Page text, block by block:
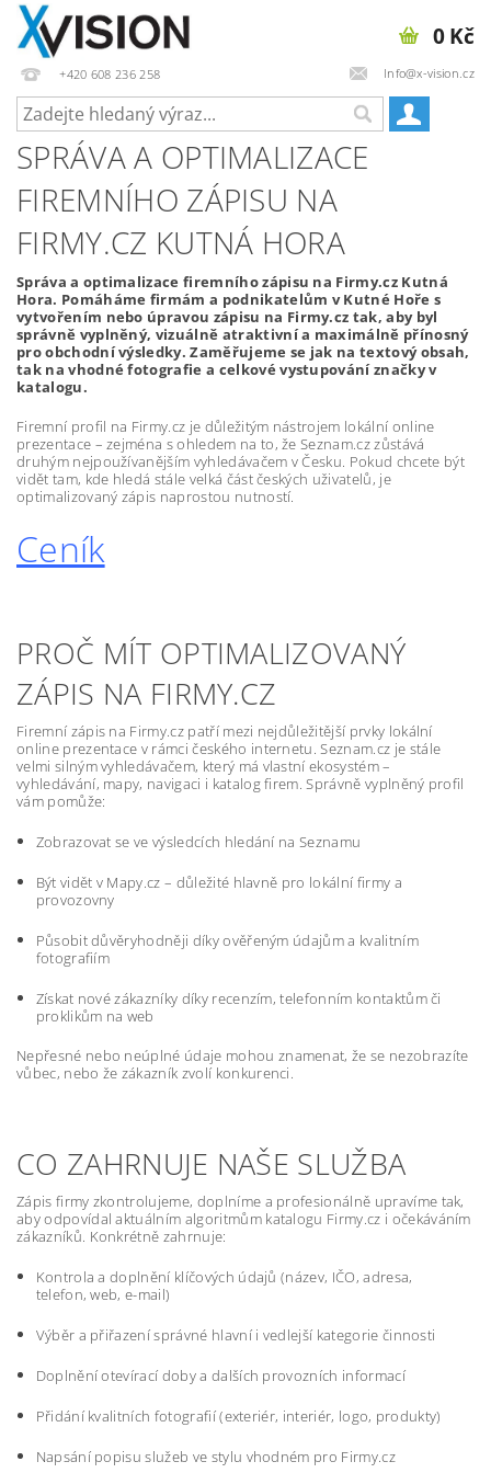
+420 608 236 258 Info@x-vision.cz
0 Kč
SPRÁVA A OPTIMALIZACE
FIREMNÍHO ZÁPISU NA
FIRMY.CZ KUTNÁ HORA
Správa a optimalizace firemního zápisu na Firmy.cz Kutná
Hora. Pomáháme firmám a podnikatelům v Kutné Hoře s
vytvořením nebo úpravou zápisu na Firmy.cz tak, aby byl
správně vyplněný, vizuálně atraktivní a maximálně přínosný
pro obchodní výsledky. Zaměřujeme se jak na textový obsah,
tak na vhodné fotografie a celkové vystupování značky v
katalogu.
Firemní profil na Firmy.cz je důležitým nástrojem lokální online
prezentace – zejména s ohledem na to, že Seznam.cz zůstává
druhým nejpoužívanějším vyhledávačem v Česku. Pokud chcete být
vidět tam, kde hledá stále velká část českých uživatelů, je
optimalizovaný zápis naprostou nutností.
Ceník
PROČ MÍT OPTIMALIZOVANÝ
ZÁPIS NA FIRMY.CZ
Firemní zápis na Firmy.cz patří mezi nejdůležitější prvky lokální
online prezentace v rámci českého internetu. Seznam.cz je stále
velmi silným vyhledávačem, který má vlastní ekosystém –
vyhledávání, mapy, navigaci i katalog firem. Správně vyplněný profil
vám pomůže:
Zobrazovat se ve výsledcích hledání na Seznamu
Být vidět v Mapy.cz – důležité hlavně pro lokální firmy a
provozovny
Působit důvěryhodněji díky ověřeným údajům a kvalitním
fotografiím
Získat nové zákazníky díky recenzím, telefonním kontaktům či
proklikům na web
Nepřesné nebo neúplné údaje mohou znamenat, že se nezobrazíte
vůbec, nebo že zákazník zvolí konkurenci.
CO ZAHRNUJE NAŠE SLUŽBA
Zápis firmy zkontrolujeme, doplníme a profesionálně upravíme tak,
aby odpovídal aktuálním algoritmům katalogu Firmy.cz i očekáváním
zákazníků. Konkrétně zahrnuje:
Kontrola a doplnění klíčových údajů (název, IČO, adresa,
telefon, web, e-mail)
Výběr a přiřazení správné hlavní i vedlejší kategorie činnosti
Doplnění otevírací doby a dalších provozních informací
Přidání kvalitních fotografií (exteriér, interiér, logo, produkty)
Napsání popisu služeb ve stylu vhodném pro Firmy.cz